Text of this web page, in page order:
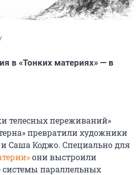
в «Тонких материях» — в
телесных переживаний»
превратили художники
Саша Коджо. Специально для
они выстроили
параллельных